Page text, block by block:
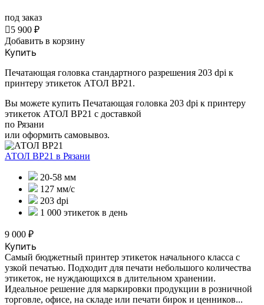
под заказ
5 900 ₽
Добавить в корзину
Купить
Печатающая головка стандартного разрешения 203 dpi к
принтеру этикеток АТОЛ BP21.
Вы можете купить Печатающая головка 203 dpi к принтеру
этикеток АТОЛ BP21 с доставкой
по Рязани
или оформить самовывоз.
АТОЛ BP21 в Рязани
20-58 мм
127 мм/с
203 dpi
1 000 этикеток в день
9 000 ₽
Купить
Самый бюджетный принтер этикеток начального класса с
узкой печатью. Подходит для печати небольшого количества
этикеток, не нуждающихся в длительном хранении.
Идеальное решение для маркировки продукции в розничной
торговле, офисе, на складе или печати бирок и ценников...